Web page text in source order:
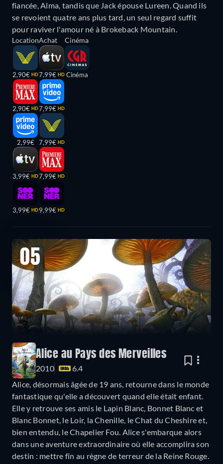
fiancée, Alma, tandis que Jack épouse Lureen. Quand ils
se revoient quatre ans plus tard, un seul regard suffit
pour raviver l'amour né à Brokeback Mountain.
Location
2,90€ HD
2,90€ HD
2,99€
3,99€ HD
3,99€ HD
Achat
7,99€ HD
7,99€ HD
7,99€ HD
7,99€ HD
9,99€ HD
Cinéma
Cinéma
05
Alice au Pays des Merveilles
2010
6.4
Alice, désormais âgée de 19 ans, retourne dans le monde
fantastique qu'elle a découvert quand elle était enfant.
Elle y retrouve ses amis le Lapin Blanc, Bonnet Blanc et
Blanc Bonnet, le Loir, la Chenille, le Chat du Cheshire et,
bien entendu, le Chapelier Fou. Alice s'embarque alors
dans une aventure extraordinaire où elle accomplira son
destin : mettre fin au règne de terreur de la Reine Rouge.